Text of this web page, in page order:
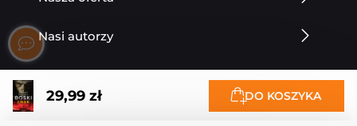
29,99 zł DO KOSZYKA
Nasi autorzy